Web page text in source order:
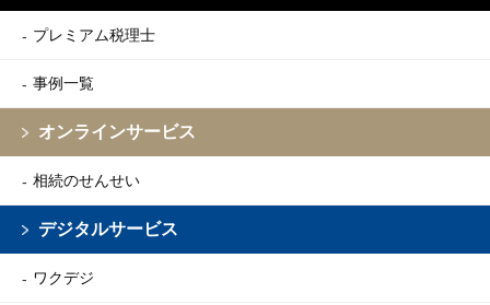
プレミアム税理士
事例一覧
オンラインサービス
相続のせんせい
デジタルサービス
ワクデジ